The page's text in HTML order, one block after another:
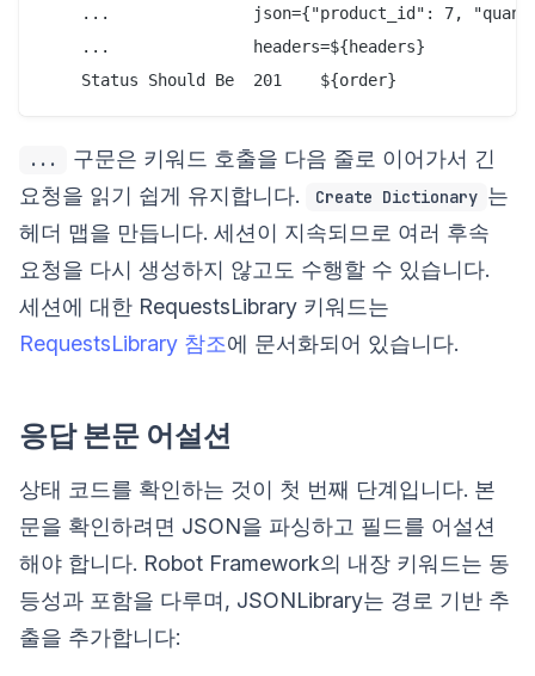
...               json={"product_id": 7,
    ...               headers=${headers}
...
구문은 키워드 호출을 다음 줄로 이어가서 긴
요청을 읽기 쉽게 유지합니다.
Create Dictionary 는
헤더 맵을 만듭니다. 세션이 지속되므로 여러 후속
요청을 다시 생성하지 않고도 수행할 수 있습니다.
세션에 대한 RequestsLibrary 키워드는
RequestsLibrary 참조에 문서화되어 있습니다.
응답 본문 어설션
상태 코드를 확인하는 것이 첫 번째 단계입니다. 본
문을 확인하려면 JSON을 파싱하고 필드를 어설션
해야 합니다. Robot Framework의 내장 키워드는 동
등성과 포함을 다루며, JSONLibrary는 경로 기반 추
출을 추가합니다: